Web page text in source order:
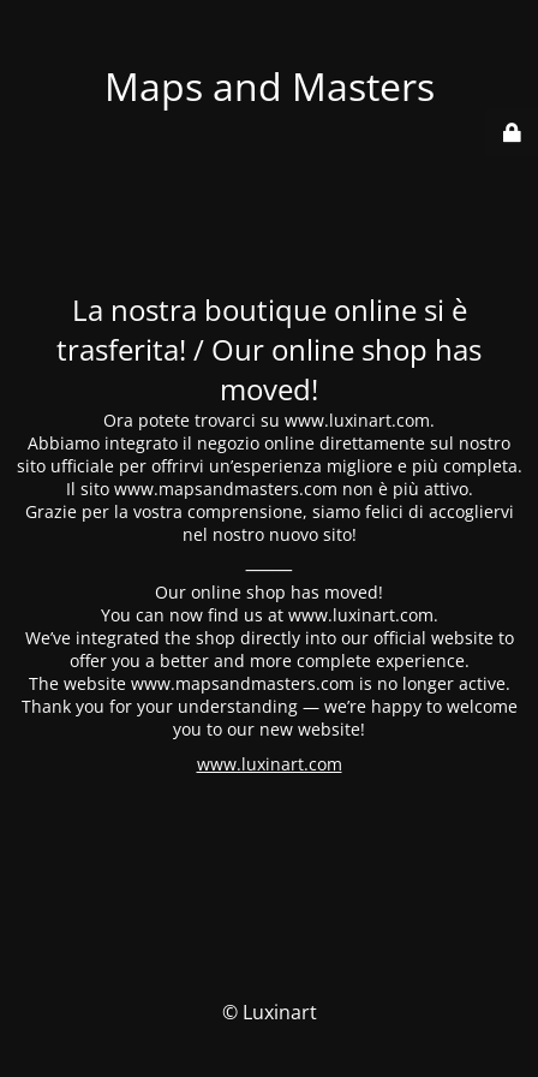
Maps and Masters
La nostra boutique online si è
trasferita! / Our online shop has
moved!
Ora potete trovarci su www.luxinart.com.
Abbiamo integrato il negozio online direttamente sul nostro
sito ufficiale per offrirvi un’esperienza migliore e più completa.
Il sito www.mapsandmasters.com non è più attivo.
Grazie per la vostra comprensione, siamo felici di accogliervi
nel nostro nuovo sito!
⸻
Our online shop has moved!
You can now find us at www.luxinart.com.
We’ve integrated the shop directly into our official website to
offer you a better and more complete experience.
The website www.mapsandmasters.com is no longer active.
Thank you for your understanding — we’re happy to welcome
you to our new website!
www.luxinart.com
© Luxinart